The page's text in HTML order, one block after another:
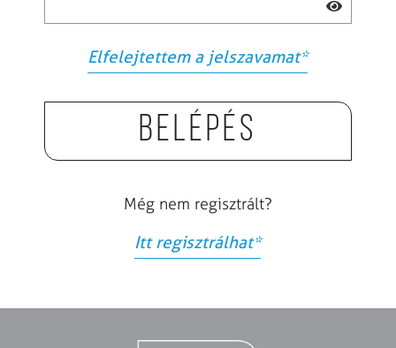
Elfelejtettem a jelszavamat*
Belépés
Még nem regisztrált?
Itt regisztrálhat*